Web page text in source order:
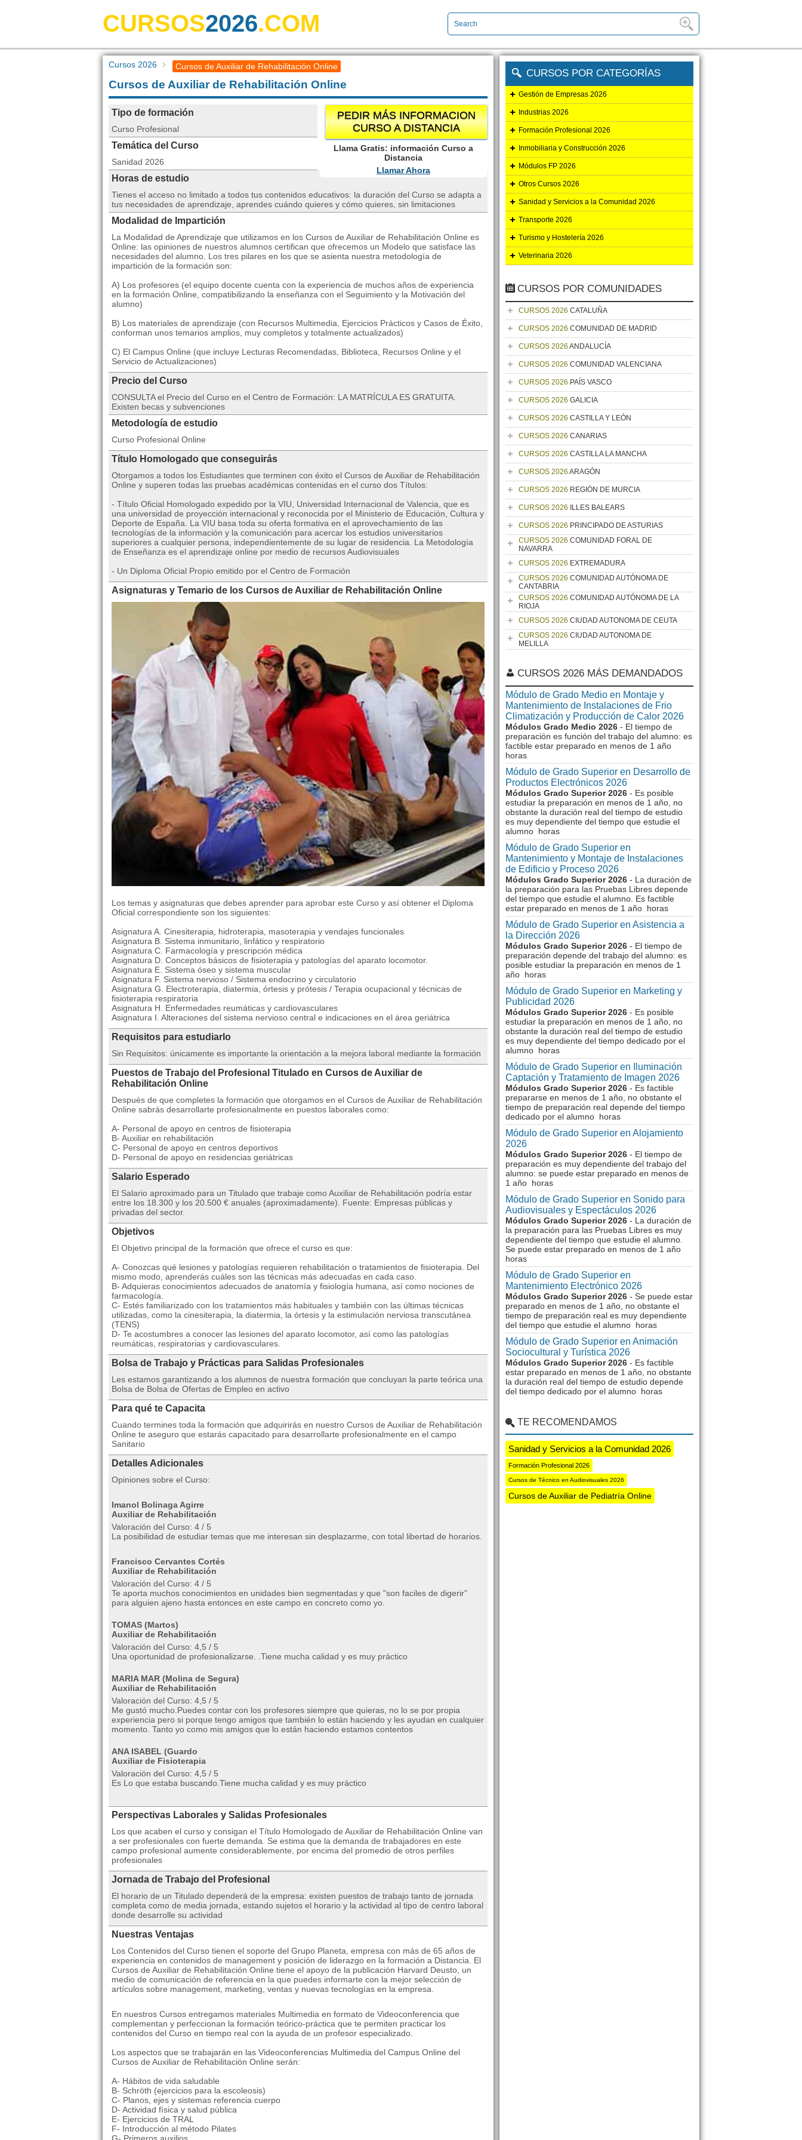
CURSOS2026.COM
Cursos 2026 Cursos de Auxiliar de Rehabilitación Online
Cursos de Auxiliar de Rehabilitación Online
PEDIR MÁS INFORMACION
CURSO A DISTANCIA
Llama Gratis: información Curso a
Distancia
Llamar Ahora
Tipo de formación
Curso Profesional
Temática del Curso
Sanidad 2026
Horas de estudio
Tienes el acceso no limitado a todos tus contenidos educativos: la duración del Curso se adapta a
tus necesidades de aprendizaje, aprendes cuándo quieres y cómo quieres, sin limitaciones
Modalidad de Impartición
La Modalidad de Aprendizaje que utilizamos en los Cursos de Auxiliar de Rehabilitación Online es
Online: las opiniones de nuestros alumnos certifican que ofrecemos un Modelo que satisface las
necesidades del alumno. Los tres pilares en los que se asienta nuestra metodología de
impartición de la formación son:
A) Los profesores (el equipo docente cuenta con la experiencia de muchos años de experiencia
en la formación Online, compatibilizando la enseñanza con el Seguimiento y la Motivación del
alumno)
B) Los materiales de aprendizaje (con Recursos Multimedia, Ejercicios Prácticos y Casos de Éxito,
conforman unos temarios amplios, muy completos y totalmente actualizados)
C) El Campus Online (que incluye Lecturas Recomendadas, Biblioteca, Recursos Online y el
Servicio de Actualizaciones)
Precio del Curso
CONSULTA el Precio del Curso en el Centro de Formación: LA MATRÍCULA ES GRATUITA.
Existen becas y subvenciones
Metodología de estudio
Curso Profesional Online
Título Homologado que conseguirás
Otorgamos a todos los Estudiantes que terminen con éxito el Cursos de Auxiliar de Rehabilitación
Online y superen todas las pruebas académicas contenidas en el curso dos Títulos:
- Título Oficial Homologado expedido por la VIU, Universidad Internacional de Valencia, que es
una universidad de proyección internacional y reconocida por el Ministerio de Educación, Cultura y
Deporte de España. La VIU basa toda su oferta formativa en el aprovechamiento de las
tecnologías de la información y la comunicación para acercar los estudios universitarios
superiores a cualquier persona, independientemente de su lugar de residencia. La Metodología
de Enseñanza es el aprendizaje online por medio de recursos Audiovisuales
- Un Diploma Oficial Propio emitido por el Centro de Formación
Asignaturas y Temario de los Cursos de Auxiliar de Rehabilitación Online
Los temas y asignaturas que debes aprender para aprobar este Curso y así obtener el Diploma
Oficial correspondiente son los siguientes:
Asignatura A. Cinesiterapia, hidroterapia, masoterapia y vendajes funcionales
Asignatura B. Sistema inmunitario, linfático y respiratorio
Asignatura C. Farmacología y prescripción médica
Asignatura D. Conceptos básicos de fisioterapia y patologías del aparato locomotor.
Asignatura E. Sistema óseo y sistema muscular
Asignatura F. Sistema nervioso / Sistema endocrino y circulatorio
Asignatura G. Electroterapia, diatermia, órtesis y prótesis / Terapia ocupacional y técnicas de
fisioterapia respiratoria
Asignatura H. Enfermedades reumáticas y cardiovasculares
Asignatura I. Alteraciones del sistema nervioso central e indicaciones en el área geriátrica
Requisitos para estudiarlo
Sin Requisitos: únicamente es importante la orientación a la mejora laboral mediante la formación
Puestos de Trabajo del Profesional Titulado en Cursos de Auxiliar de
Rehabilitación Online
Después de que completes la formación que otorgamos en el Cursos de Auxiliar de Rehabilitación
Online sabrás desarrollarte profesionalmente en puestos laborales como:
A- Personal de apoyo en centros de fisioterapia
B- Auxiliar en rehabilitación
C- Personal de apoyo en centros deportivos
D- Personal de apoyo en residencias geriátricas
Salario Esperado
El Salario aproximado para un Titulado que trabaje como Auxiliar de Rehabilitación podría estar
entre los 18.300 y los 20.500 € anuales (aproximadamente). Fuente: Empresas públicas y
privadas del sector.
Objetivos
El Objetivo principal de la formación que ofrece el curso es que:
A- Conozcas qué lesiones y patologías requieren rehabilitación o tratamientos de fisioterapia. Del
mismo modo, aprenderás cuáles son las técnicas más adecuadas en cada caso.
B- Adquieras conocimientos adecuados de anatomía y fisiología humana, así como nociones de
farmacología.
C- Estés familiarizado con los tratamientos más habituales y también con las últimas técnicas
utilizadas, como la cinesiterapia, la diatermia, la órtesis y la estimulación nerviosa transcutánea
(TENS)
D- Te acostumbres a conocer las lesiones del aparato locomotor, así como las patologías
reumáticas, respiratorias y cardiovasculares.
Bolsa de Trabajo y Prácticas para Salidas Profesionales
Les estamos garantizando a los alumnos de nuestra formación que concluyan la parte teórica una
Bolsa de Bolsa de Ofertas de Empleo en activo
Para qué te Capacita
Cuando termines toda la formación que adquirirás en nuestro Cursos de Auxiliar de Rehabilitación
Online te aseguro que estarás capacitado para desarrollarte profesionalmente en el campo
Sanitario
Detalles Adicionales
Opiniones sobre el Curso:
Imanol Bolinaga Agirre
Auxiliar de Rehabilitación
Valoración del Curso: 4 / 5
La posibilidad de estudiar temas que me interesan sin desplazarme, con total libertad de horarios.
Francisco Cervantes Cortés
Auxiliar de Rehabilitación
Valoración del Curso: 4 / 5
Te aporta muchos conocimientos en unidades bien segmentadas y que "son faciles de digerir"
para alguien ajeno hasta entonces en este campo en concreto como yo.
TOMAS (Martos)
Auxiliar de Rehabilitación
Valoración del Curso: 4,5 / 5
Una oportunidad de profesionalizarse. .Tiene mucha calidad y es muy práctico
MARIA MAR (Molina de Segura)
Auxiliar de Rehabilitación
Valoración del Curso: 4,5 / 5
Me gustó mucho.Puedes contar con los profesores siempre que quieras, no lo se por propia
experiencia pero si porque tengo amigos que también lo están haciendo y les ayudan en cualquier
momento. Tanto yo como mis amigos que lo están haciendo estamos contentos
ANA ISABEL (Guardo
Auxiliar de Fisioterapia
Valoración del Curso: 4,5 / 5
Es Lo que estaba buscando.Tiene mucha calidad y es muy práctico
Perspectivas Laborales y Salidas Profesionales
Los que acaben el curso y consigan el Título Homologado de Auxiliar de Rehabilitación Online van
a ser profesionales con fuerte demanda. Se estima que la demanda de trabajadores en este
campo profesional aumente considerablemente, por encima del promedio de otros perfiles
profesionales
Jornada de Trabajo del Profesional
El horario de un Titulado dependerá de la empresa: existen puestos de trabajo tanto de jornada
completa como de media jornada, estando sujetos el horario y la actividad al tipo de centro laboral
donde desarrolle su actividad
Nuestras Ventajas
Los Contenidos del Curso tienen el soporte del Grupo Planeta, empresa con más de 65 años de
experiencia en contenidos de management y posición de liderazgo en la formación a Distancia. El
Cursos de Auxiliar de Rehabilitación Online tiene el apoyo de la publicación Harvard Deusto, un
medio de comunicación de referencia en la que puedes informarte con la mejor selección de
artículos sobre management, marketing, ventas y nuevas tecnologías en la empresa.
En nuestros Cursos entregamos materiales Multimedia en formato de Videoconferencia que
complementan y perfeccionan la formación teórico-práctica que te permiten practicar los
contenidos del Curso en tiempo real con la ayuda de un profesor especializado.
Los aspectos que se trabajarán en las Videoconferencias Multimedia del Campus Online del
Cursos de Auxiliar de Rehabilitación Online serán:
A- Hábitos de vida saludable
B- Schröth (ejercicios para la escoleosis)
C- Planos, ejes y sistemas referencia cuerpo
D- Actividad física y salud pública
E- Ejercicios de TRAL
F- Introducción al método Pilates
CURSOS POR CATEGORÍAS
Gestión de Empresas 2026
Industrias 2026
Formación Profesional 2026
Inmobiliaria y Construcción 2026
Módulos FP 2026
Otros Cursos 2026
Sanidad y Servicios a la Comunidad 2026
Transporte 2026
Turismo y Hostelería 2026
Veterinaria 2026
CURSOS POR COMUNIDADES
CURSOS 2026 CATALUÑA
CURSOS 2026 COMUNIDAD DE MADRID
CURSOS 2026 ANDALUCÍA
CURSOS 2026 COMUNIDAD VALENCIANA
CURSOS 2026 PAÍS VASCO
CURSOS 2026 GALICIA
CURSOS 2026 CASTILLA Y LEÓN
CURSOS 2026 CANARIAS
CURSOS 2026 CASTILLA LA MANCHA
CURSOS 2026 ARAGÓN
CURSOS 2026 REGIÓN DE MURCIA
CURSOS 2026 ILLES BALEARS
CURSOS 2026 PRINCIPADO DE ASTURIAS
CURSOS 2026 COMUNIDAD FORAL DE
NAVARRA
CURSOS 2026 EXTREMADURA
CURSOS 2026 COMUNIDAD AUTÓNOMA DE
CANTABRIA
CURSOS 2026 COMUNIDAD AUTÓNOMA DE LA
RIOJA
CURSOS 2026 CIUDAD AUTONOMA DE CEUTA
CURSOS 2026 CIUDAD AUTONOMA DE
MELILLA
CURSOS 2026 MÁS DEMANDADOS
Módulo de Grado Medio en Montaje y
Mantenimiento de Instalaciones de Frio
Climatización y Producción de Calor 2026
Módulos Grado Medio 2026 - El tiempo de
preparación es función del trabajo del alumno: es
factible estar preparado en menos de 1 año
horas
Módulo de Grado Superior en Desarrollo de
Productos Electrónicos 2026
Módulos Grado Superior 2026 - Es posible
estudiar la preparación en menos de 1 año, no
obstante la duración real del tiempo de estudio
es muy dependiente del tiempo que estudie el
alumno horas
Módulo de Grado Superior en
Mantenimiento y Montaje de Instalaciones
de Edificio y Proceso 2026
Módulos Grado Superior 2026 - La duración de
la preparación para las Pruebas Libres depende
del tiempo que estudie el alumno. Es factible
estar preparado en menos de 1 año horas
Módulo de Grado Superior en Asistencia a
la Dirección 2026
Módulos Grado Superior 2026 - El tiempo de
preparación depende del trabajo del alumno: es
posible estudiar la preparación en menos de 1
año horas
Módulo de Grado Superior en Marketing y
Publicidad 2026
Módulos Grado Superior 2026 - Es posible
estudiar la preparación en menos de 1 año, no
obstante la duración real del tiempo de estudio
es muy dependiente del tiempo dedicado por el
alumno horas
Módulo de Grado Superior en Iluminación
Captación y Tratamiento de Imagen 2026
Módulos Grado Superior 2026 - Es factible
prepararse en menos de 1 año, no obstante el
tiempo de preparación real depende del tiempo
dedicado por el alumno horas
Módulo de Grado Superior en Alojamiento
2026
Módulos Grado Superior 2026 - El tiempo de
preparación es muy dependiente del trabajo del
alumno: se puede estar preparado en menos de
1 año horas
Módulo de Grado Superior en Sonido para
Audiovisuales y Espectáculos 2026
Módulos Grado Superior 2026 - La duración de
la preparación para las Pruebas Libres es muy
dependiente del tiempo que estudie el alumno.
Se puede estar preparado en menos de 1 año
horas
Módulo de Grado Superior en
Mantenimiento Electrónico 2026
Módulos Grado Superior 2026 - Se puede estar
preparado en menos de 1 año, no obstante el
tiempo de preparación real es muy dependiente
del tiempo que estudie el alumno horas
Módulo de Grado Superior en Animación
Sociocultural y Turística 2026
Módulos Grado Superior 2026 - Es factible
estar preparado en menos de 1 año, no obstante
la duración real del tiempo de estudio depende
del tiempo dedicado por el alumno horas
TE RECOMENDAMOS
Sanidad y Servicios a la Comunidad 2026
Formación Profesional 2026
Cursos de Técnico en Audiovisuales 2026
Cursos de Auxiliar de Pediatría Online